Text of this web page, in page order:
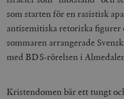
som starten för en rasistisk
antisemitiska retoriska figurer
sommaren arrangerade
med BDS-rörelsen i
Kristendomen bär ett tungt